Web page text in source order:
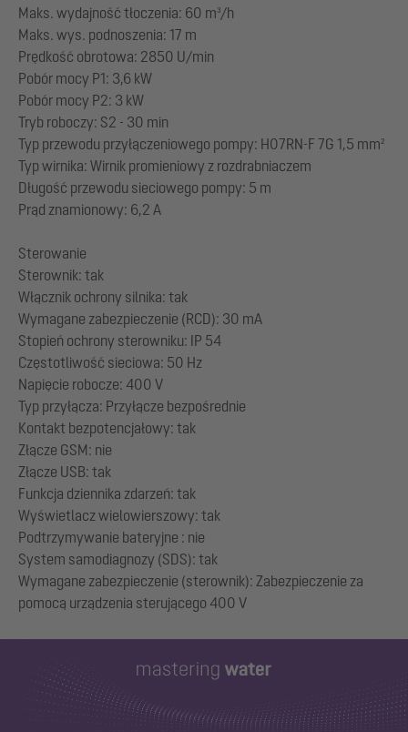
Maks. wydajność tłoczenia: 60 m³/h
Maks. wys. podnoszenia: 17 m
Prędkość obrotowa: 2850 U/min
Pobór mocy P1: 3,6 kW
Pobór mocy P2: 3 kW
Tryb roboczy: S2 - 30 min
Typ przewodu przyłączeniowego pompy: H07RN-F 7G 1,5 mm²
Typ wirnika: Wirnik promieniowy z rozdrabniaczem
Długość przewodu sieciowego pompy: 5 m
Prąd znamionowy: 6,2 A
Sterowanie
Sterownik: tak
Włącznik ochrony silnika: tak
Wymagane zabezpieczenie (RCD): 30 mA
Stopień ochrony sterowniku: IP 54
Częstotliwość sieciowa: 50 Hz
Napięcie robocze: 400 V
Typ przyłącza: Przyłącze bezpośrednie
Kontakt bezpotencjałowy: tak
Złącze GSM: nie
Złącze USB: tak
Funkcja dziennika zdarzeń: tak
Wyświetlacz wielowierszowy: tak
Podtrzymywanie bateryjne : nie
System samodiagnozy (SDS): tak
Wymagane zabezpieczenie (sterownik): Zabezpieczenie za